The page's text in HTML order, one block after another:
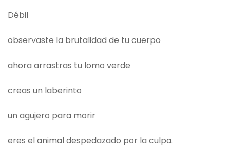
Débil
observaste la brutalidad de tu cuerpo
ahora arrastras tu lomo verde
creas un laberinto
un agujero para morir
eres el animal despedazado por la culpa.